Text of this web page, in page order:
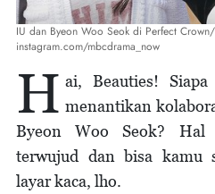
IU dan Byeon Woo Seok di Perfect
instagram.com/mbcdrama_now
H ai, Beauties!
menantikan
Byeon Woo Seok? Hal
terwujud dan bisa kamu
layar kaca, lho.